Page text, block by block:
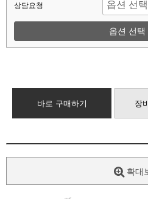
상담요청
옵션 선택
바로 구매하기 장
확대